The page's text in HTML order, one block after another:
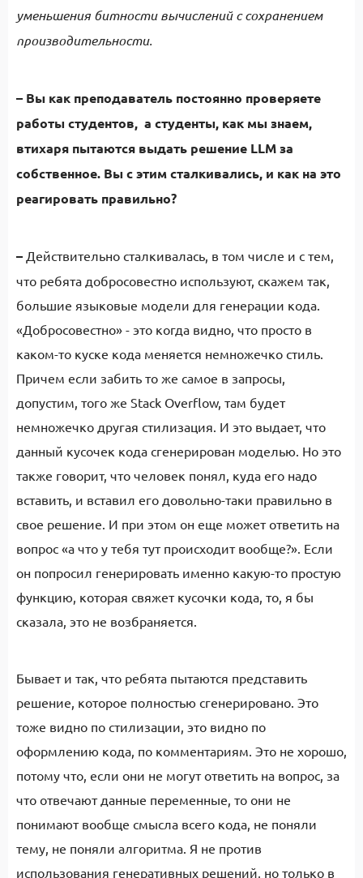
уменьшения битности вычислений с сохранением
производительности.
– Вы как преподаватель постоянно проверяете
работы студентов, а студенты, как мы знаем,
втихаря пытаются выдать решение LLM за
собственное. Вы с этим сталкивались, и как на это
реагировать правильно?
– Действительно сталкивалась, в том числе и с тем,
что ребята добросовестно используют, скажем так,
большие языковые модели для генерации кода.
«Добросовестно» - это когда видно, что просто в
каком-то куске кода меняется немножечко стиль.
Причем если забить то же самое в запросы,
допустим, того же Stack Overflow, там будет
немножечко другая стилизация. И это выдает, что
данный кусочек кода сгенерирован моделью. Но это
также говорит, что человек понял, куда его надо
вставить, и вставил его довольно-таки правильно в
свое решение. И при этом он еще может ответить на
вопрос «а что у тебя тут происходит вообще?». Если
он попросил генерировать именно какую-то простую
функцию, которая свяжет кусочки кода, то, я бы
сказала, это не возбраняется.
Бывает и так, что ребята пытаются представить
решение, которое полностью сгенерировано. Это
тоже видно по стилизации, это видно по
оформлению кода, по комментариям. Это не хорошо,
потому что, если они не могут ответить на вопрос, за
что отвечают данные переменные, то они не
понимают вообще смысла всего кода, не поняли
тему, не поняли алгоритма. Я не против
использования генеративных решений, но только в